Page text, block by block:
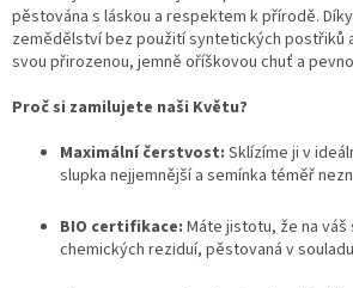
pěstována s láskou a respektem k přírodě.
zemědělství bez použití syntetických postřiků
svou přirozenou, jemně oříškovou chuť a
Proč si zamilujete naši Květu?
Maximální čerstvost: Sklízíme ji v
slupka nejjemnější a semínka téměř
BIO certifikace: Máte jistotu, že na
chemických reziduí, pěstovaná v